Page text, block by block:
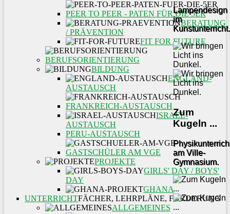
Lampendesign
im
Kunstunterricht.
Zum
Kugeln ...
am Ville-
Gymnasium.
PEER TO PEER - PATEN FÜR DIE 5ER
BERATUNG
/ PRÄVENTION
FIT FOR FUTURE
BERUFSORIENTIERUNG
BILDUNG
ENGLAND-
AUSTAUSCH
FRANKREICH-AUSTAUSCH
ISRAEL-
AUSTAUSCH
PERU-AUSTAUSCH
GASTSCHÜLER AM VGE
PROJEKTE
GIRLS' DAY / BOYS'
DAY
GHANA
UNTERRICHTFÄCHER, LEHRPLÄNE, FÖRDERUNG
ALLGEMEINES